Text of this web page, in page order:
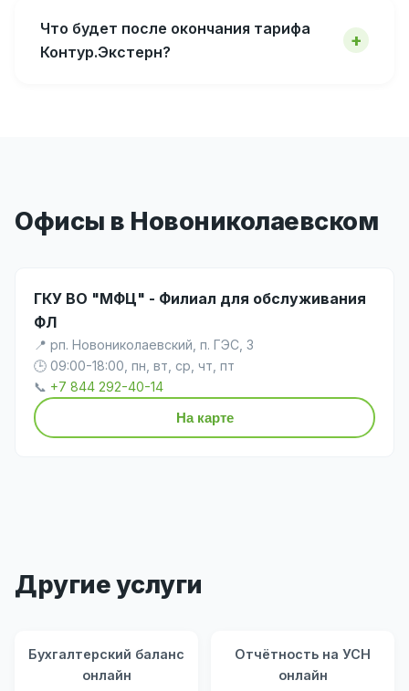
Что будет после окончания тарифа
Контур.Экстерн?
Офисы в Новониколаевском
ГКУ ВО "МФЦ" - Филиал для обслуживания
ФЛ
📍 рп. Новониколаевский, п. ГЭС, 3
🕒 09:00-18:00, пн, вт, ср, чт, пт
📞 +7 844 292-40-14
На карте
Другие услуги
Бухгалтерский баланс
онлайн
Отчётность на УСН
онлайн